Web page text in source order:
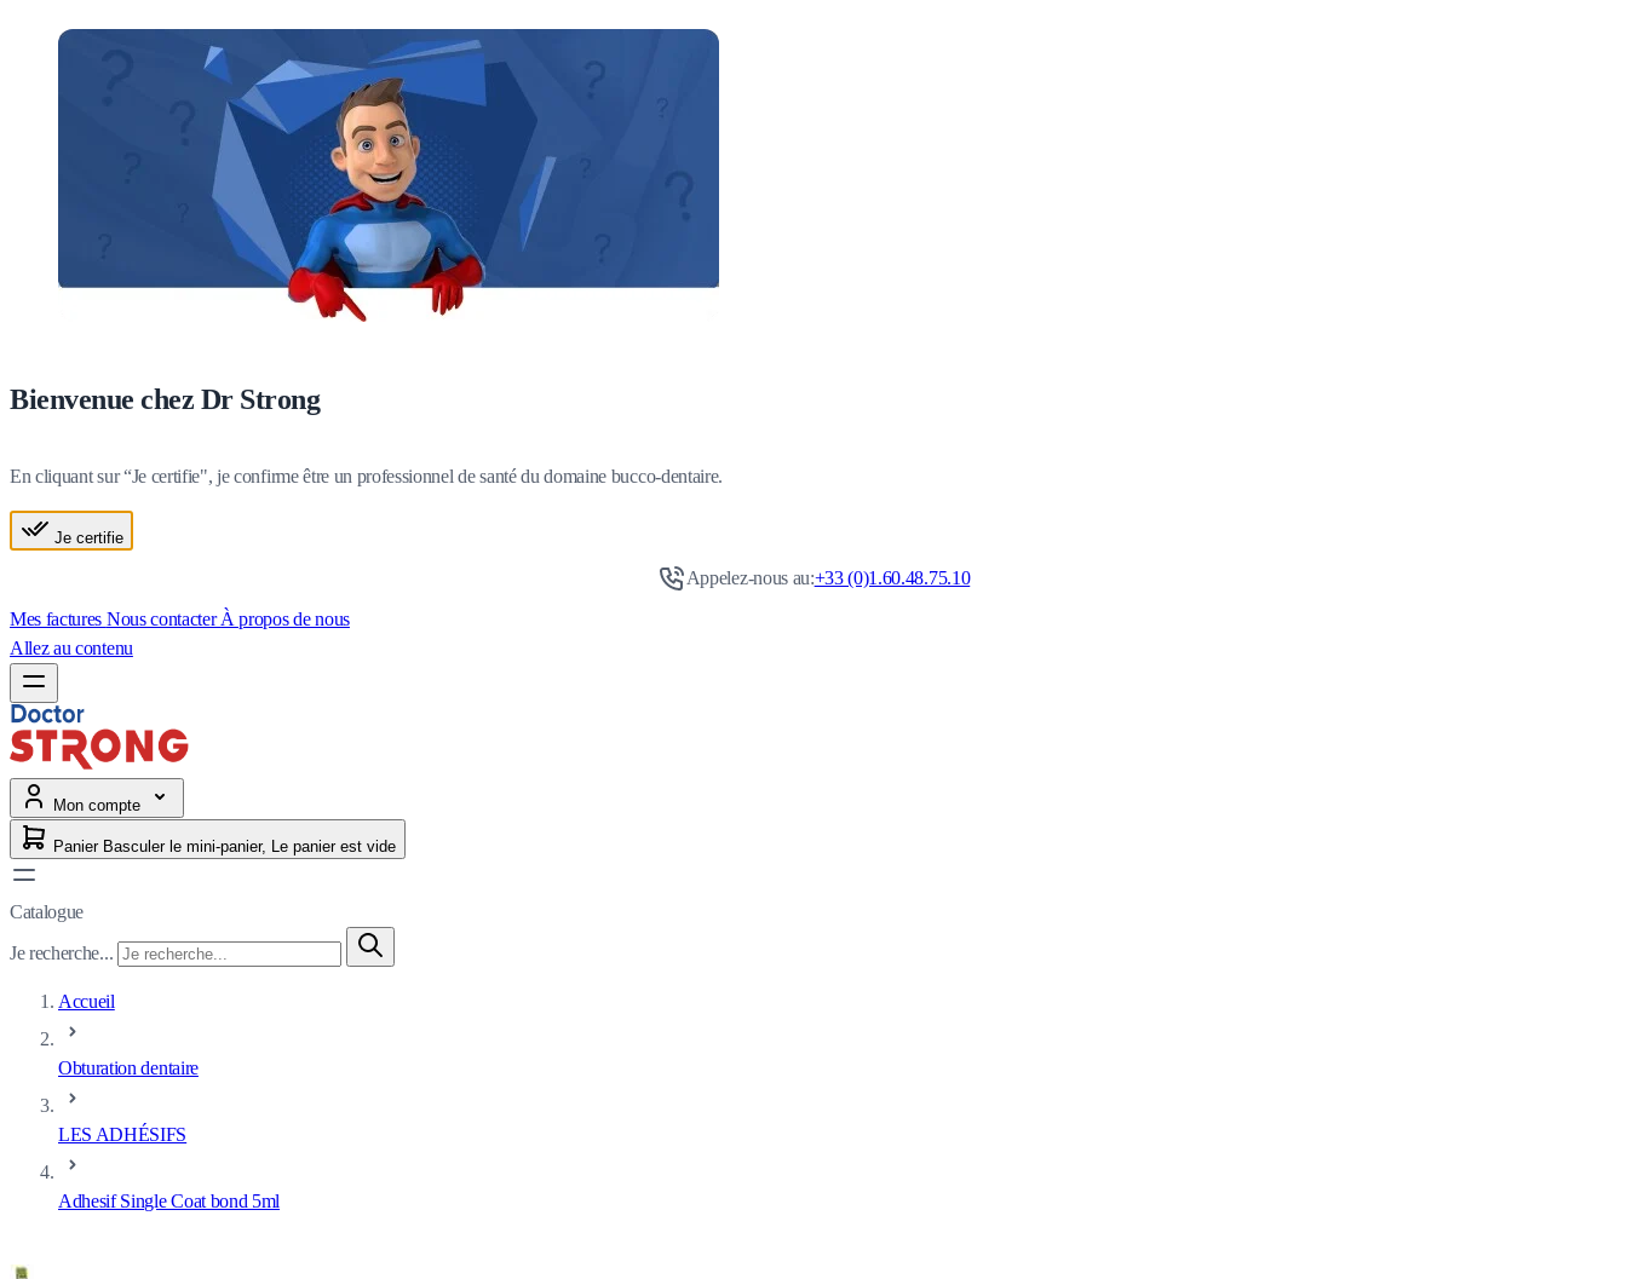
Bienvenue chez Dr Strong
En cliquant sur “Je certifie", je confirme être un professionnel de santé du domaine bucco-dentaire.
Je certifie
Appelez-nous au:+33 (0)1.60.48.75.10
Mes factures Nous contacterÀ propos de nous
Allez au contenu
Mon compte
Panier Basculer le mini-panier, Le panier est vide
Catalogue
Je recherche...
Accueil
Obturation dentaire
LES ADHÉSIFS
Adhesif Single Coat bond 5ml